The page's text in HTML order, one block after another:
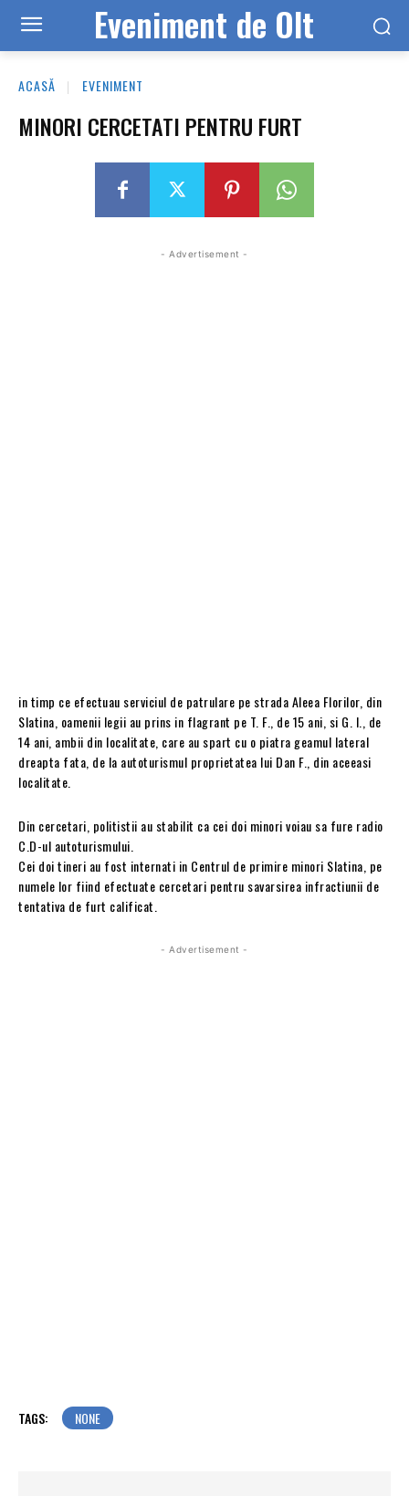
Eveniment de Olt
ACASĂ EVENIMENT
MINORI CERCETATI PENTRU FURT
- Advertisement -
in timp ce efectuau serviciul de patrulare pe strada Aleea Florilor, din
Slatina, oamenii legii au prins in flagrant pe T. F., de 15 ani, si G. I., de
14 ani, ambii din localitate, care au spart cu o piatra geamul lateral
dreapta fata, de la autoturismul proprietatea lui Dan F., din aceeasi
localitate.
Din cercetari, politistii au stabilit ca cei doi minori voiau sa fure radio
C.D-ul autoturismului.
Cei doi tineri au fost internati in Centrul de primire minori Slatina, pe
numele lor fiind efectuate cercetari pentru savarsirea infractiunii de
tentativa de furt calificat.
- Advertisement -
TAGS: NONE